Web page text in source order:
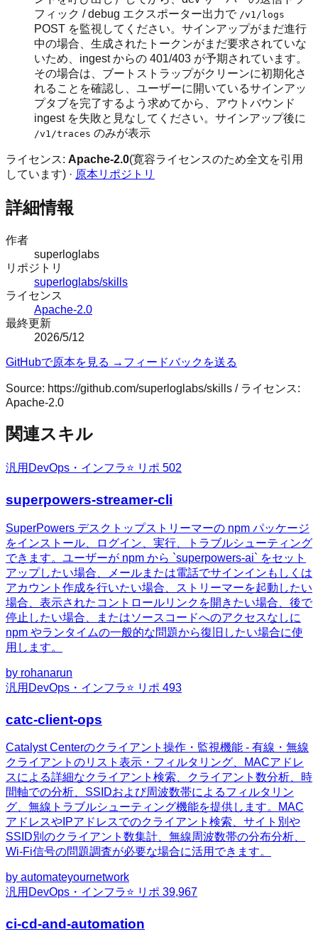
フィック / debug エクスポーター出力で /v1/logs
POST を監視してください。サインアップがまだ進行
中の場合、生成されたトークンがまだ要求されていな
いため、ingest からの 401/403 が予期されています。
その場合は、ブートストラップがクリーンに初期化さ
れることを確認し、ユーザーに開いているサインアッ
プタブを完了するよう求めてから、アウトバウンド
ingest を失敗と見なしてください。サインアップ後に
/v1/traces のみが表示
ライセンス: Apache-2.0(寛容ライセンスのため全文を引用
しています) · 原本リポジトリ
詳細情報
作者
superloglabs
リポジトリ
superloglabs/skills
ライセンス
Apache-2.0
最終更新
2026/5/12
GitHubで原本を見る → フィードバックを送る
Source: https://github.com/superloglabs/skills / ライセンス:
Apache-2.0
関連スキル
汎用 DevOps・インフラ⭐ リポ 502
superpowers-streamer-cli
SuperPowers デスクトップストリーマーの npm パッケージ
をインストール、ログイン、実行、トラブルシューティング
できます。ユーザーが npm から `superpowers-ai` をセット
アップしたい場合、メールまたは電話でサインインもしくは
アカウント作成を行いたい場合、ストリーマーを起動したい
場合、表示されたコントロールリンクを開きたい場合、後で
停止したい場合、またはソースコードへのアクセスなしに
npm やランタイムの一般的な問題から復旧したい場合に使
用します。
by rohanarun
汎用 DevOps・インフラ⭐ リポ 493
catc-client-ops
Catalyst Centerのクライアント操作・監視機能 - 有線・無線
クライアントのリスト表示・フィルタリング、MACアドレ
スによる詳細なクライアント検索、クライアント数分析、時
間軸での分析、SSIDおよび周波数帯によるフィルタリン
グ、無線トラブルシューティング機能を提供します。MAC
アドレスやIPアドレスでのクライアント検索、サイト別や
SSID別のクライアント数集計、無線周波数帯の分布分析、
Wi-Fi信号の問題調査が必要な場合に活用できます。
by automateyournetwork
汎用 DevOps・インフラ⭐ リポ 39,967
ci-cd-and-automation